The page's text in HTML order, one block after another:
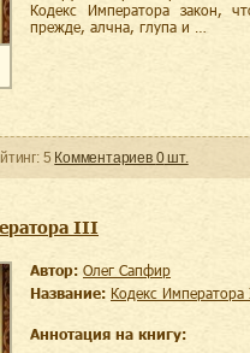
Кодекс Императора закон,
прежде, алчна, глупа и …
5 Комментариев 0шт.
III
Автор:
Олег Сапфир
Название:
Кодекс
Аннотация на книгу: